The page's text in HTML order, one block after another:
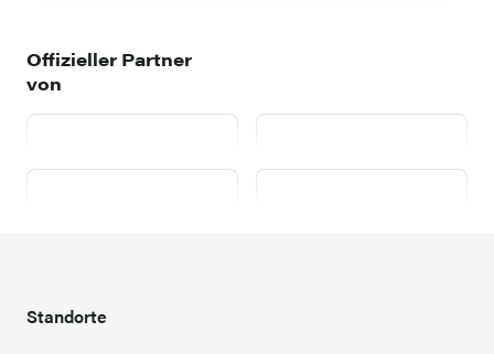
Offizieller Partner
von
Standorte